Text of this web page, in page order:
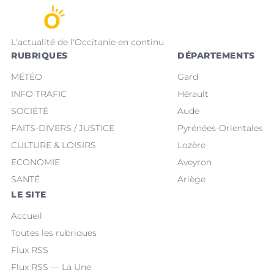
L'actualité de l'Occitanie en continu
RUBRIQUES
MÉTÉO
INFO TRAFIC
SOCIÉTÉ
FAITS-DIVERS / JUSTICE
CULTURE & LOISIRS
ECONOMIE
SANTÉ
DÉPARTEMENTS
Gard
Hérault
Aude
Pyrénées-Orientales
Lozère
Aveyron
Ariège
LE SITE
Accueil
Toutes les rubriques
Flux RSS
Flux RSS — La Une